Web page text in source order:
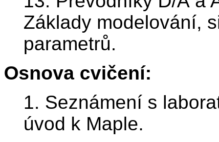
Základy modelování,
parametrů.
Osnova cvičení:
1. Seznámení s
úvod k Maple.